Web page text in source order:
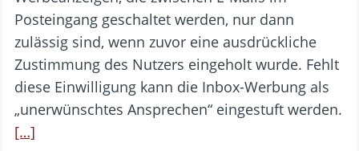
Posteingang geschaltet werden, nur dann
zulässig sind, wenn zuvor eine ausdrückliche
Zustimmung des Nutzers eingeholt wurde. Fehlt
diese Einwilligung kann die Inbox-Werbung als
„unerwünschtes Ansprechen“ eingestuft werden.
[…]